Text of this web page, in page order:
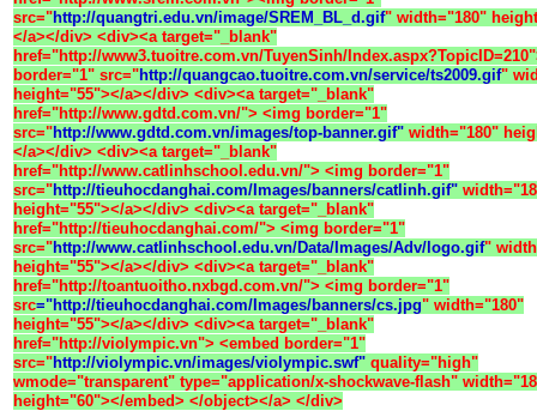
src="http://quangtri.edu.vn/image/SREM_BL_d.gif" width="180"
</a></div> <div><a target="_blank"
href="http://www3.tuoitre.com.vn/TuyenSinh/
border="1" src="http://quangcao.tuoitre.com.vn/service/ts2009.gif"
height="55"></a></div> <div><a target="_blank"
href="http://www.gdtd.com.vn/"> <img border="1"
src="http://www.gdtd.com.vn/images/top-banner.gif" width="180"
</a></div> <div><a target="_blank"
href="http://www.catlinhschool.edu.vn/"> <img border="1"
src="http://tieuhocdanghai.com/Images/banners/catlinh.gif"
height="55"></a></div> <div><a target="_blank"
href="http://tieuhocdanghai.com/"> <img border="1"
src="http://www.catlinhschool.edu.vn/Data/Images/Adv/logo.gif"
height="55"></a></div> <div><a target="_blank"
href="http://toantuoitho.nxbgd.com.vn/"> <img border="1"
src="http://tieuhocdanghai.com/Images/banners/cs.jpg" width="180"
height="55"></a></div> <div><a target="_blank"
href="http://violympic.vn"> <embed border="1"
src="http://violympic.vn/images/violympic.swf" quality="high"
wmode="transparent" type="application/x-shockwave-flash"
height="60"></embed> </object></a> </div>